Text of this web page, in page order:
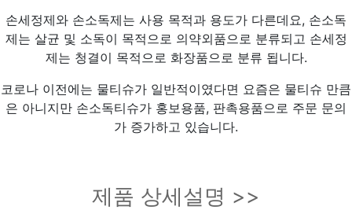
손세정제와 손소독제는 사용 목적과 용도가 다른데요, 손소독
제는 살균 및 소독이 목적으로 의약외품으로 분류되고 손세정
제는 청결이 목적으로 화장품으로 분류 됩니다.
코로나 이전에는 물티슈가 일반적이였다면 요즘은 물티슈 만큼
은 아니지만 손소독티슈가 홍보용품, 판촉용품으로 주문 문의
가 증가하고 있습니다.
제품 상세설명 >>